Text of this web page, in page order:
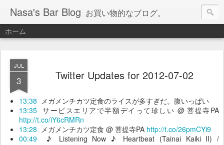
Nasa's Bar Blog お買い物的なブログ。
ホーム
JUL
3 Twitter Updates for 2012-07-02
13:38 メガメンチカツ定食のライスが多すぎだ。腹いっぱい
13:35 サービスエリアで半額デイって珍しい @ 菩提寺PA
http://t.co/iY6cRMRn
13:28 メガメンチカツ定食 @ 菩提寺PA http://t.co/26pmCYi9
00:49
♪ Listening Now ♪ Heartbeat (Tainai Kaiki II) /